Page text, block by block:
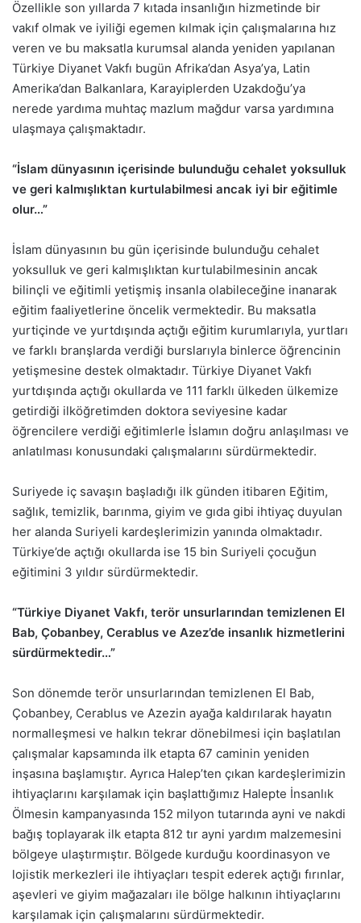
Özellikle son yıllarda 7 kıtada insanlığın hizmetinde bir
vakıf olmak ve iyiliği egemen kılmak için çalışmalarına hız
veren ve bu maksatla kurumsal alanda yeniden yapılanan
Türkiye Diyanet Vakfı bugün Afrika’dan Asya’ya, Latin
Amerika’dan Balkanlara, Karayiplerden Uzakdoğu’ya
nerede yardıma muhtaç mazlum mağdur varsa yardımına
ulaşmaya çalışmaktadır.
“İslam dünyasının içerisinde bulunduğu cehalet yoksulluk
ve geri kalmışlıktan kurtulabilmesi ancak iyi bir eğitimle
olur…”
İslam dünyasının bu gün içerisinde bulunduğu cehalet
yoksulluk ve geri kalmışlıktan kurtulabilmesinin ancak
bilinçli ve eğitimli yetişmiş insanla olabileceğine inanarak
eğitim faaliyetlerine öncelik vermektedir. Bu maksatla
yurtiçinde ve yurtdışında açtığı eğitim kurumlarıyla, yurtları
ve farklı branşlarda verdiği burslarıyla binlerce öğrencinin
yetişmesine destek olmaktadır. Türkiye Diyanet Vakfı
yurtdışında açtığı okullarda ve 111 farklı ülkeden ülkemize
getirdiği ilköğretimden doktora seviyesine kadar
öğrencilere verdiği eğitimlerle İslamın doğru anlaşılması ve
anlatılması konusundaki çalışmalarını sürdürmektedir.
Suriyede iç savaşın başladığı ilk günden itibaren Eğitim,
sağlık, temizlik, barınma, giyim ve gıda gibi ihtiyaç duyulan
her alanda Suriyeli kardeşlerimizin yanında olmaktadır.
Türkiye’de açtığı okullarda ise 15 bin Suriyeli çocuğun
eğitimini 3 yıldır sürdürmektedir.
“Türkiye Diyanet Vakfı, terör unsurlarından temizlenen El
Bab, Çobanbey, Cerablus ve Azez’de insanlık hizmetlerini
sürdürmektedir…”
Son dönemde terör unsurlarından temizlenen El Bab,
Çobanbey, Cerablus ve Azezin ayağa kaldırılarak hayatın
normalleşmesi ve halkın tekrar dönebilmesi için başlatılan
çalışmalar kapsamında ilk etapta 67 caminin yeniden
inşasına başlamıştır. Ayrıca Halep’ten çıkan kardeşlerimizin
ihtiyaçlarını karşılamak için başlattığımız Halepte İnsanlık
Ölmesin kampanyasında 152 milyon tutarında ayni ve nakdi
bağış toplayarak ilk etapta 812 tır ayni yardım malzemesini
bölgeye ulaştırmıştır. Bölgede kurduğu koordinasyon ve
lojistik merkezleri ile ihtiyaçları tespit ederek açtığı fırınlar,
aşevleri ve giyim mağazaları ile bölge halkının ihtiyaçlarını
karşılamak için çalışmalarını sürdürmektedir.